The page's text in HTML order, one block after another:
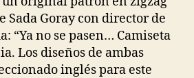
Sada Goray con director de
“Ya no se pasen… Camiseta
Los diseños de ambas
inglés para este